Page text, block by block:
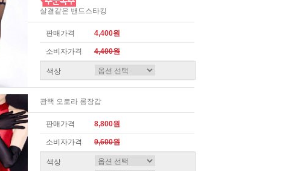
살결같은 밴드스타킹
판매가격 4,400원
소비자가격 4,400원
색상
광택 오로라 롱장갑
판매가격 8,800원
소비자가격 9,600원
색상